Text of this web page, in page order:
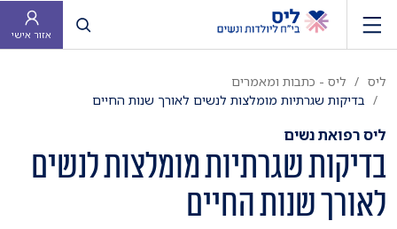
פתח חיפוש
אזור אישי
ליס
ליס - כתבות ומאמרים
בדיקות שגרתיות מומלצות לנשים לאורך שנות החיים
ליס רפואת נשים
בדיקות שגרתיות מומלצות לנשים
לאורך שנות החיים